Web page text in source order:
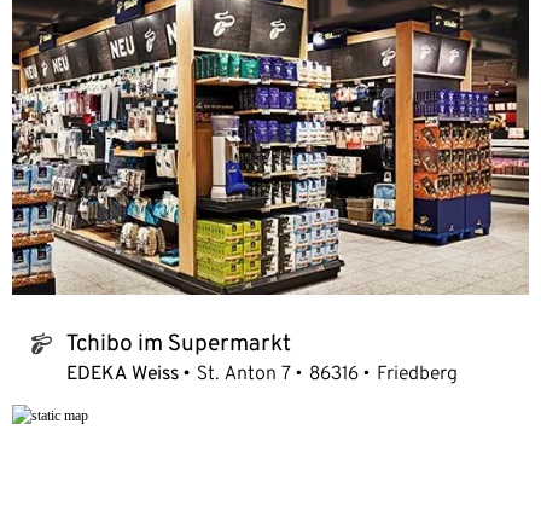
tchibo_logo Tchibo im Supermarkt
EDEKA Weiss St. Anton 7 86316 Friedberg